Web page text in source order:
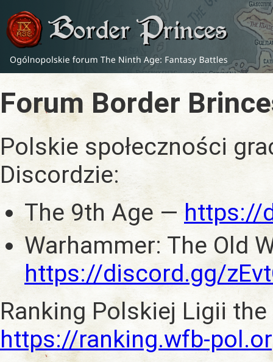
Forum Border
Polskie społeczności
Discordzie:
The 9th Age —https://
Warhammer: The Old
https://discord.gg/
Ranking Polskiej Ligii
https://ranking.wfb-